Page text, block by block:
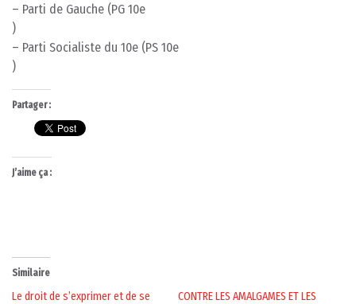
– Parti de Gauche (PG 10e
)
– Parti Socialiste du 10e (PS 10e
)
Partager :
J’aime ça :
Similaire
Le droit de s’exprimer et de se
CONTRE LES AMALGAMES ET LES